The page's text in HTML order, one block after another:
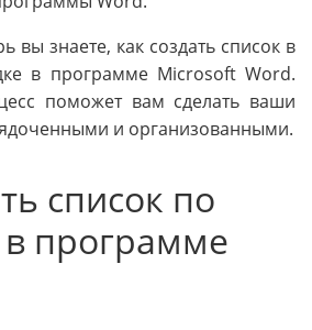
вы знаете, как создать список в
в программе Microsoft Word.
поможет вам сделать ваши
и организованными.
список по
программе